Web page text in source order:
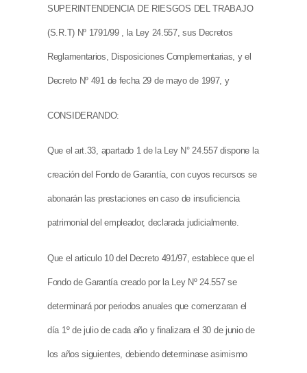
SUPERINTENDENCIA DE RIESGOS DEL TRABAJO
(S.R.T) Nº 1791/99 , la Ley 24.557, sus Decretos
Reglamentarios, Disposiciones Complementarias, y el
Decreto Nº 491 de fecha 29 de mayo de 1997, y
CONSIDERANDO:
Que el art.33, apartado 1 de la Ley N° 24.557 dispone la
creación del Fondo de Garantía, con cuyos recursos se
abonarán las prestaciones en caso de insuficiencia
patrimonial del empleador, declarada judicialmente.
Que el articulo 10 del Decreto 491/97, establece que el
Fondo de Garantía creado por la Ley Nº 24.557 se
determinará por periodos anuales que comenzaran el
día 1º de julio de cada año y finalizara el 30 de junio de
los años siguientes, debiendo determinase asimismo